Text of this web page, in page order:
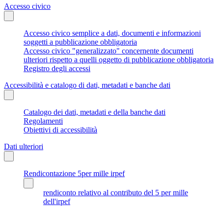
Accesso civico
Accesso civico semplice a dati, documenti e informazioni
soggetti a pubblicazione obbligatoria
Accesso civico "generalizzato" concernente documenti
ulteriori rispetto a quelli oggetto di pubblicazione obbligatoria
Registro degli accessi
Accessibilità e catalogo di dati, metadati e banche dati
Catalogo dei dati, metadati e della banche dati
Regolamenti
Obiettivi di accessibilità
Dati ulteriori
Rendicontazione 5per mille irpef
rendiconto relativo al contributo del 5 per mille
dell'irpef